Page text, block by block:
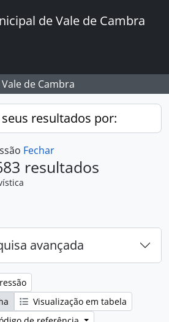
de Vale de Cambra
de Cambra
resultados por:
Fechar
resultados
avançada
Visualização em tabela